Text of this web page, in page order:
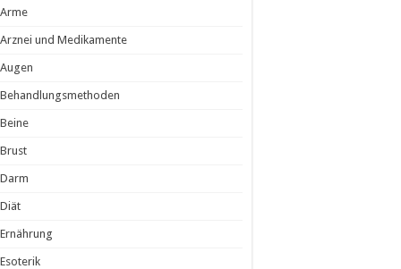
Arme
Arznei und Medikamente
Augen
Behandlungsmethoden
Beine
Brust
Darm
Diät
Ernährung
Esoterik